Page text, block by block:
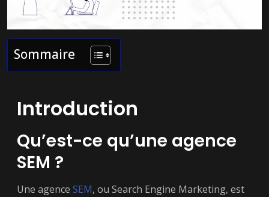
Sommaire
Introduction
Qu’est-ce qu’une agence
SEM ?
Une agence SEM, ou Search Engine Marketing, est